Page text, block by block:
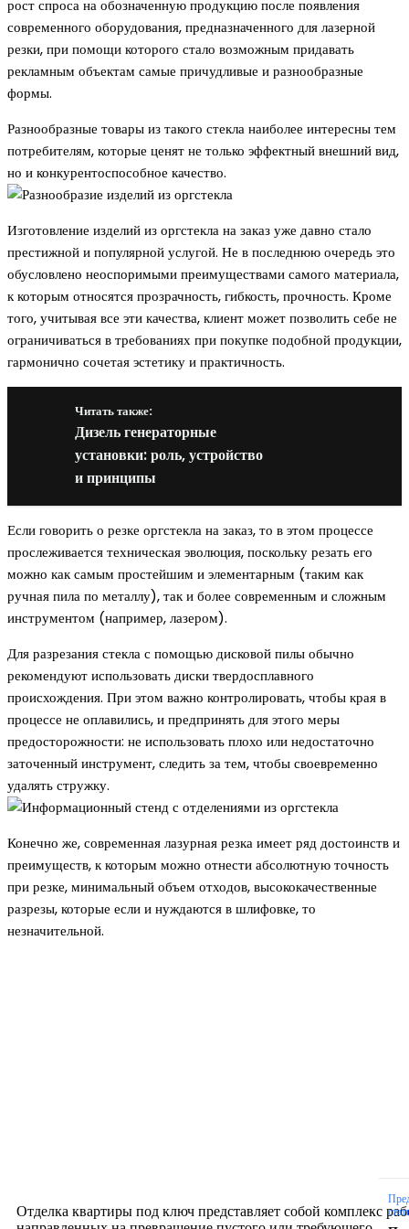
рост спроса на обозначенную продукцию после появления
современного оборудования, предназначенного для лазерной
резки, при помощи которого стало возможным придавать
рекламным объектам самые причудливые и разнообразные
формы.
Разнообразные товары из такого стекла наиболее интересны тем
потребителям, которые ценят не только эффектный внешний вид,
но и конкурентоспособное качество.
Изготовление изделий из оргстекла на заказ уже давно стало
престижной и популярной услугой. Не в последнюю очередь это
обусловлено неоспоримыми преимуществами самого материала,
к которым относятся прозрачность, гибкость, прочность. Кроме
того, учитывая все эти качества, клиент может позволить себе не
ограничиваться в требованиях при покупке подобной продукции,
гармонично сочетая эстетику и практичность.
Читать также:
Дизель генераторные
установки: роль, устройство
и принципы
Если говорить о резке оргстекла на заказ, то в этом процессе
прослеживается техническая эволюция, поскольку резать его
можно как самым простейшим и элементарным (таким как
ручная пила по металлу), так и более современным и сложным
инструментом (например, лазером).
Для разрезания стекла с помощью дисковой пилы обычно
рекомендуют использовать диски твердосплавного
происхождения. При этом важно контролировать, чтобы края в
процессе не оплавились, и предпринять для этого меры
предосторожности: не использовать плохо или недостаточно
заточенный инструмент, следить за тем, чтобы своевременно
удалять стружку.
Конечно же, современная лазурная резка имеет ряд достоинств и
преимуществ, к которым можно отнести абсолютную точность
при резке, минимальный объем отходов, высококачественные
разрезы, которые если и нуждаются в шлифовке, то
незначительной.
Отделка квартиры под ключ представляет собой комплекс